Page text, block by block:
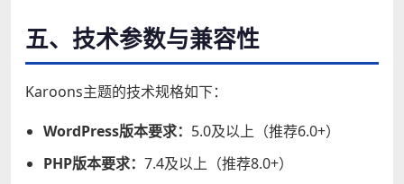
五、技术参数与兼容性
Karoons主题的技术规格如下：
WordPress版本要求： 5.0及以上（推荐6.0+）
PHP版本要求： 7.4及以上（推荐8.0+）